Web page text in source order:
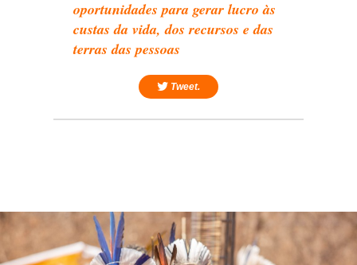
oportunidades para gerar lucro às
custas da vida, dos recursos e das
terras das pessoas
Tweet.